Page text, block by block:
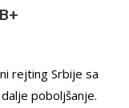
rejting Srbije sa
dalje poboljšanje.